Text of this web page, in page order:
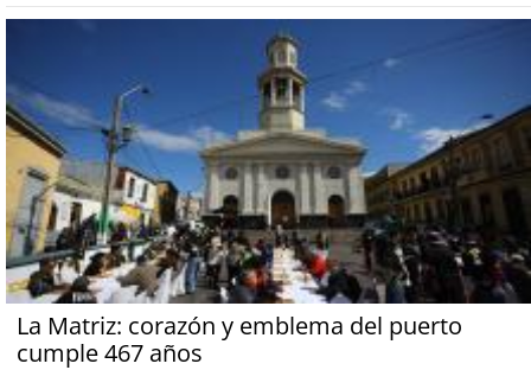
La Matriz: corazón y emblema del puerto
cumple 467 años